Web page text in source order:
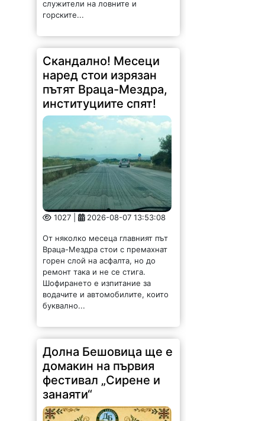
горските...
Скандално! Месеци
наред стои изрязан
пътят Враца-Мездра,
институциите спят!
1027 | 2026-08-07 13:53:08
От няколко месеца главният път
Враца-Мездра стои с премахнат
горен слой на асфалта, но до
ремонт така и не се стига.
Шофирането е изпитание за
водачите и автомобилите, които
буквално...
Долна Бешовица ще е
домакин на първия
фестивал „Сирене и
занаяти“